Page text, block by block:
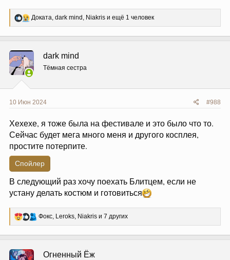
Р
е
ц
и
и
:
Доката, dark mind , Niakris и ещё 1 человек
dark mind
Тёмная сестра
10 Июн 2024 #988
Хехехе, я тоже была на фестивале и это было что то.
Сейчас будет мега много меня и другого косплея,
простите потерпите.
Спойлер
В следующий раз хочу поехать Блитцем, если не
устану делать костюм и готовиться
Р
е
Фокс, Leroks, Niakris и 7 других
Огненный Ёж